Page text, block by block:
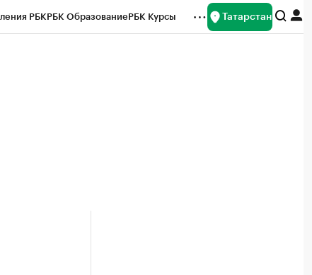
РБКРБК ОбразованиеРБК Курсы Татарстан